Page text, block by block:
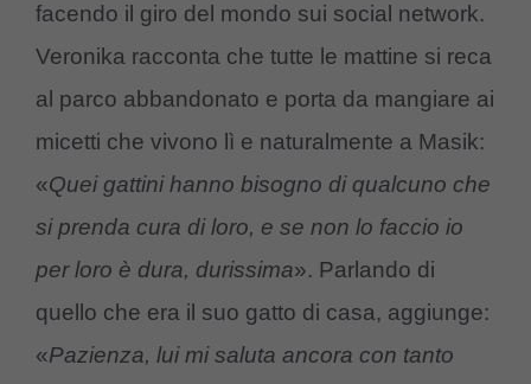
facendo il giro del mondo sui social network.
Veronika racconta che tutte le mattine si reca
al parco abbandonato e porta da mangiare ai
micetti che vivono lì e naturalmente a Masik:
«Quei gattini hanno bisogno di qualcuno che
si prenda cura di loro, e se non lo faccio io
per loro è dura, durissima». Parlando di
quello che era il suo gatto di casa, aggiunge:
«Pazienza, lui mi saluta ancora con tanto